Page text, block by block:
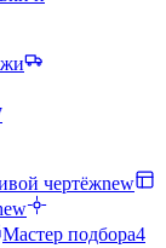
чертёжnew
Мастер подбора4